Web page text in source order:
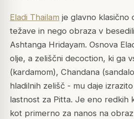
Eladi Thailam je glavno klasično
težave in nego obraza v
Ashtanga Hridayam. Osnova
olje, a zeliščni decoction, ki ga
(kardamom), Chandana
hladilnih zelišč - mu daje
lastnost za Pitta. Je eno redkih
kot primerno za nanos na